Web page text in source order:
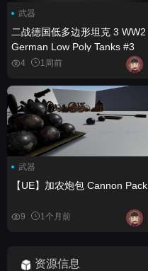
武器
二战德国低多边形坦克 3 WW2
German Low Poly Tanks #3
4 1周前
武器
【UE】加农炮包 Cannon Pack
9 1个月前
资源信息